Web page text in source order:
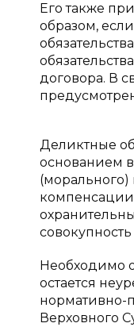
Его также
образом,
договора. В
Деликтные
основанием
(морального)
компенсации
Необходимо
остается
нормативно-
Верховного